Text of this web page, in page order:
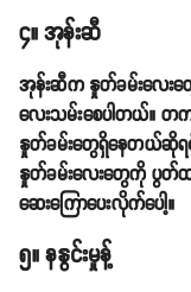
၄။ အုန်းဆီ
အုန်းဆီက နှုတ်ခမ်းလေးတွေကို
လေးသမ်းစေပါတယ်။
နှုတ်ခမ်းတွေရှိနေတယ်ဆိုရ
နှုတ်ခမ်းလေးတွေကို ပွတ်ထ
ဆေးကြောပေးလိုက်ပေါ့။
၅။ နနွင်းမှုန့်